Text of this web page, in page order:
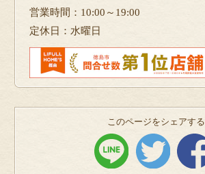
営業時間：10:00～19:00
定休日：水曜日
このページをシェアする